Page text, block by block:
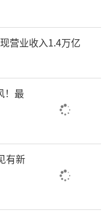
营业收入1.4万亿
！最
有新